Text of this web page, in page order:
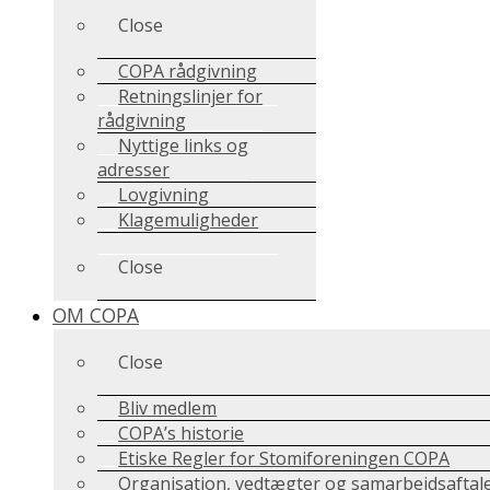
Close
COPA rådgivning
Retningslinjer for
rådgivning
Nyttige links og
adresser
Lovgivning
Klagemuligheder
Close
OM COPA
Close
Bliv medlem
COPA’s historie
Etiske Regler for Stomiforeningen COPA
Organisation, vedtægter og